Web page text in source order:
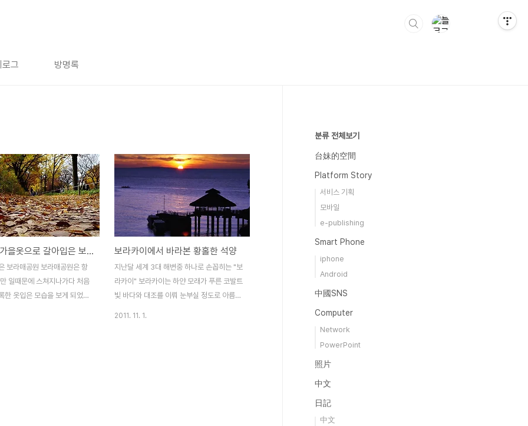
로그 방명록
알록달록 가을옷으로 갈아입은 보라매공원
보라매공원 보라매공원은 항
일때문에 스쳐지나가다 처음
한 옷입은 모습을 보게 되었습
보라카이에서 바라본 황홀한 석양
지난달 세계 3대 해변중 하나로 손꼽히는 "보
라카이" 보라카이는 하얀 모래가 푸른 코발트
빛 바다와 대조를 이뤄 눈부실 정도로 아름답
2011. 11. 1.
분류 전체보기
台妹的空間
Platform Story
서비스 기획
모바일
e-publishing
Smart Phone
iphone
Android
中國SNS
Computer
Network
PowerPoint
照片
中文
日記
中文